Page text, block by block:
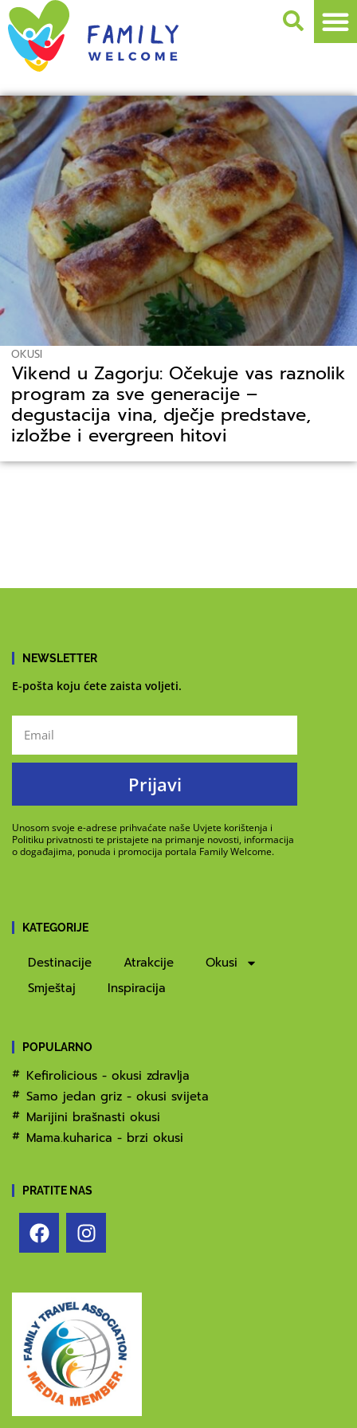
OKUSI
Vikend u Zagorju: Očekuje vas raznolik
program za sve generacije –
degustacija vina, dječje predstave,
izložbe i evergreen hitovi
NEWSLETTER
E-pošta koju ćete zaista voljeti.
Prijavi
Unosom svoje e-adrese prihvaćate naše Uvjete korištenja i
Politiku privatnosti te pristajete na primanje novosti, informacija
o događajima, ponuda i promocija portala Family Welcome.
KATEGORIJE
Destinacije Atrakcije
Okusi
Smještaj
Inspiracija
POPULARNO
Kefirolicious - okusi zdravlja
Samo jedan griz - okusi svijeta
Marijini brašnasti okusi
Mama.kuharica - brzi okusi
PRATITE NAS